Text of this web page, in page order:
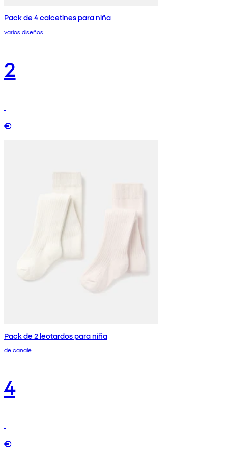
Pack de 4 calcetines para niña
varios diseños
2
€
Pack de 2 leotardos para niña
de canalé
4
€